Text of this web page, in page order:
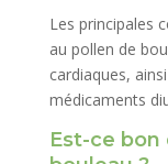
Les principales
au pollen de
cardiaques,
médicaments
Est-ce bon